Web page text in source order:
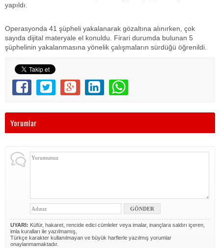
yapıldı.
Operasyonda 41 şüpheli yakalanarak gözaltına alınırken, çok
sayıda dijital materyale el konuldu. Firari durumda bulunan 5
şüphelinin yakalanmasına yönelik çalışmaların sürdüğü öğrenildi.
Yorumlar
UYARI: Küfür, hakaret, rencide edici cümleler veya imalar, inançlara saldırı içeren,
imla kuralları ile yazılmamış,
Türkçe karakter kullanılmayan ve büyük harflerle yazılmış yorumlar
onaylanmamaktadır.